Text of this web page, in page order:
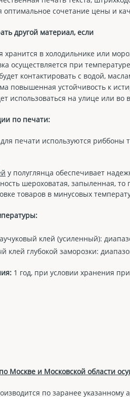
оптимальное сочетание цены и
другой материал, если
хранится в холодильнике или
осуществляется при
контактировать с водой,
повышенная устойчивость к
использоваться на улице или
по печати:
печати используются риббоны
у полуглянца обеспечивает
шероховатая, запыленная,
товаров в минусовых
аучуковый клей (усиленный):
клей глубокой заморозки:
1 год, при условии хранения
Москве и Московской области
по заранее